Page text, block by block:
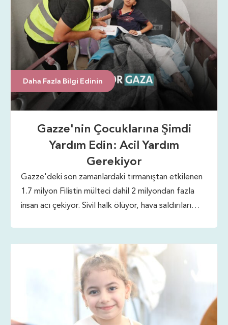
Daha Fazla Bilgi Edinin
Gazze'nin Çocuklarına Şimdi
Yardım Edin: Acil Yardım
Gerekiyor
Gazze'deki son zamanlardaki tırmanıştan etkilenen
1.7 milyon Filistin mülteci dahil 2 milyondan fazla
insan acı çekiyor. Sivil halk ölüyor, hava saldırıları
tükeniyor. Bu etkilenenlere hayat kurtaran yardımı
getirmek için derhal harekete geçilmesi gerekiyor.